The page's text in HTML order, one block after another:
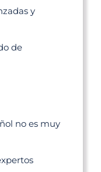
y
de
no es muy